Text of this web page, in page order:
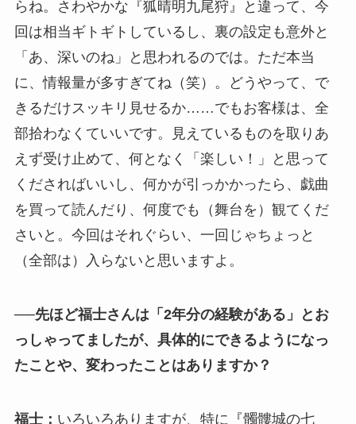
らね。さわやかな『狐晴明九尾狩』と違って、今
回は相当ギトギトしているし、裏の設定も意外と
「あ、深いのね」と思われるのでは。ただ本当
に、情報量が多すぎてね（笑）。どうやって、で
きるだけスッキリ見せるか……でもお客様は、全
部拾わなくていいです。見えているものを取りあ
えず受け止めて、何となく「楽しい！」と思って
くださればいいし、何かが引っかかったら、戯曲
を買って読んだり、何度でも（舞台を）観てくだ
さいと。今回はそれぐらい、一回じゃちょっと
（全部は）入らないと思いますよ。
──先ほど福士さんは「2年分の経験がある」とお
っしゃってましたが、具体的にできるようになっ
たことや、変わったことはありますか？
福士： いろいろありますが、特に『髑髏城の七